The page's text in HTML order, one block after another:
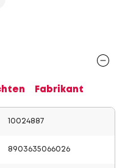
Fabrikant
10024887
8903635066026